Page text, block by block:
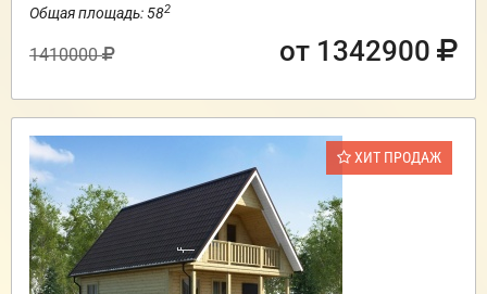
Общая площадь: 582
1410000 от 1342900
ХИТ ПРОДАЖ